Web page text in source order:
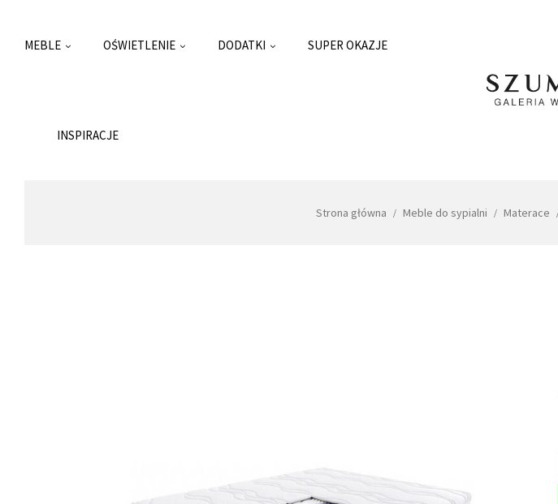
MEBLE OŚWIETLENIE DODATKI SUPER OKAZJE
INSPIRACJE
Strona główna Meble do sypialni Materace